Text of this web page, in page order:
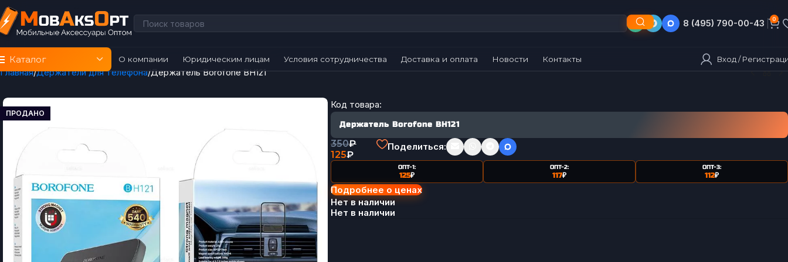
8 (495) 790-00-43 8 (903) 790-00-43 0
Каталог О компании Юридическим лицам Условия сотрудничества Доставка и оплата Новости Контакты Вход /
Главная Держатели для телефона Держатель Borofone BH121
ПРОДАНО
Код товара:
Держатель Borofone BH121
350₽
125₽
Поделиться:
ОПТ-1:
125₽
ОПТ-2:
117₽
ОПТ-3:
112₽
Подробнее о ценах
Нет в наличии
Нет в наличии